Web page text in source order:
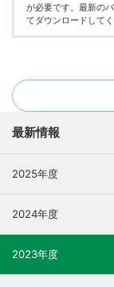
が必要です。最新の
てダウンロードしてく
最新情報
2025年度
2024年度
2023年度